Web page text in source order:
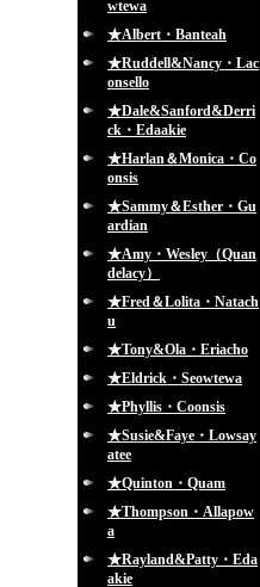
wtewa
★Albert・Banteah
★Ruddell&Nancy・Lac
onsello
★Dale&Sanford&Derri
ck・Edaakie
★Harlan＆Monica・Co
onsis
★Sammy＆Esther・Gu
ardian
★Amy・Wesley（Quan
delacy）
★Fred＆Lolita・Natach
u
★Tony&Ola・Eriacho
★Eldrick・Seowtewa
★Phyllis・Coonsis
★Susie&Faye・Lowsay
atee
★Quinton・Quam
★Thompson・Allapow
a
★Rayland&Patty・Eda
akie